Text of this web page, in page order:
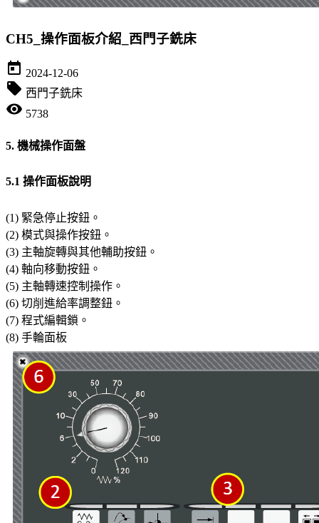
CH5_操作面板介紹_西門子銑床
today 2024-12-06
local_offer 西門子銑床
visibility 5738
5. 機械操作面盤
5.1 操作面板說明
(1) 緊急停止按鈕。
(2) 模式與操作按鈕。
(3) 主軸旋轉與其他輔助按鈕。
(4) 軸向移動按鈕。
(5) 主軸轉速控制操作。
(6) 切削進給率調整鈕。
(7) 程式編輯鎖。
(8) 手輪面板